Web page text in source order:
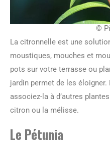
©
La citronnelle est une
moustiques, mouches et
pots sur votre terrasse ou
jardin permet de les
associez-la à d’autres
citron ou la mélisse.
Le Pétunia